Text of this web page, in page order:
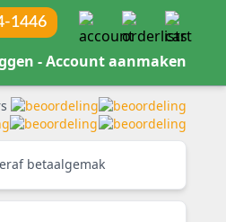
1446
- Account aanmaken
betaalgemak